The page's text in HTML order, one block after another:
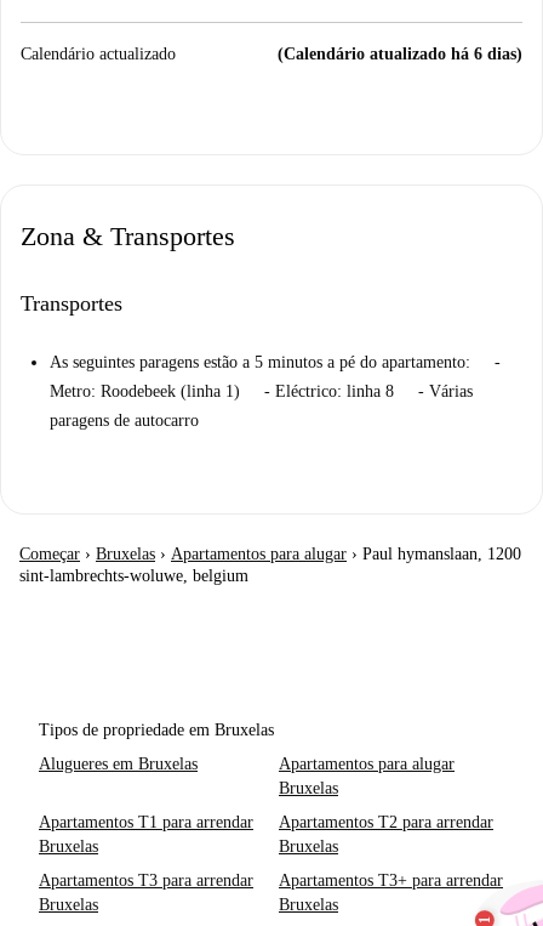
Calendário actualizado (Calendário atualizado há 6 dias)
Zona & Transportes
Transportes
As seguintes paragens estão a 5 minutos a pé do apartamento: -
Metro: Roodebeek (linha 1) - Eléctrico: linha 8 - Várias
paragens de autocarro
Começar › Bruxelas › Apartamentos para alugar › Paul hymanslaan, 1200
sint-lambrechts-woluwe, belgium
Tipos de propriedade em Bruxelas
Alugueres em Bruxelas
Apartamentos para alugar
Bruxelas
Apartamentos T1 para arrendar
Bruxelas
Apartamentos T2 para arrendar
Bruxelas
Apartamentos T3 para arrendar
Bruxelas
Apartamentos T3+ para arrendar
Bruxelas